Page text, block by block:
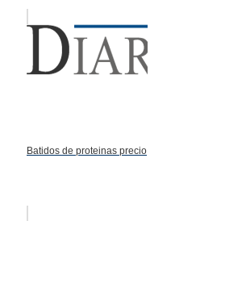
Batidos de proteinas precio